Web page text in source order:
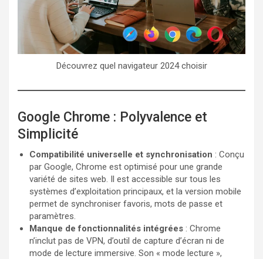
Découvrez quel navigateur 2024 choisir
Google Chrome : Polyvalence et
Simplicité
Compatibilité universelle et synchronisation : Conçu
par Google, Chrome est optimisé pour une grande
variété de sites web. Il est accessible sur tous les
systèmes d’exploitation principaux, et la version mobile
permet de synchroniser favoris, mots de passe et
paramètres.
Manque de fonctionnalités intégrées : Chrome
n’inclut pas de VPN, d’outil de capture d’écran ni de
mode de lecture immersive. Son « mode lecture »,